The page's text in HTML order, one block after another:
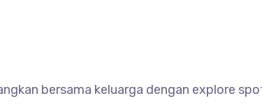
bersama keluarga dengan explore